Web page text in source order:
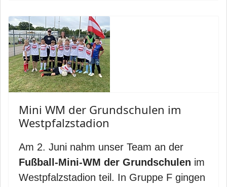
Mini WM der Grundschulen im
Westpfalzstadion
Am 2. Juni nahm unser Team an der
Fußball-Mini-WM der Grundschulen im
Westpfalzstadion teil. In Gruppe F gingen